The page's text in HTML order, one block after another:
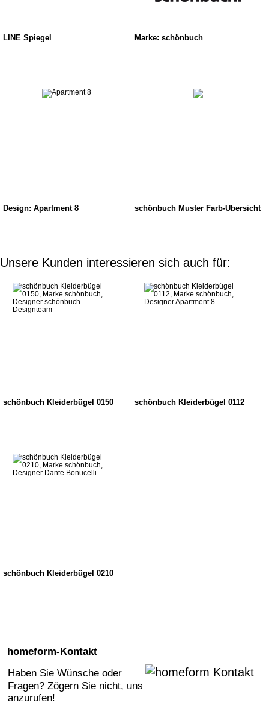
LINE Spiegel Marke: schönbuch
Design: Apartment 8 schönbuch Muster Farb-Übersicht
Unsere Kunden interessieren sich auch für:
schönbuch Kleiderbügel 0150 schönbuch Kleiderbügel 0112
schönbuch Kleiderbügel 0210
homeform-Kontakt
Haben Sie Wünsche oder
Fragen? Zögern Sie nicht, uns
anzurufen!